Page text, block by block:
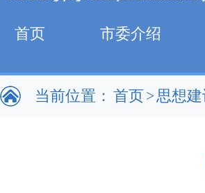
首页 市委介绍
当前位置： 首页 >思想建